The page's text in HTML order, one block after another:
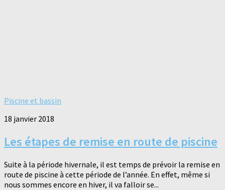
Piscine et bassin
18 janvier 2018
Les étapes de remise en route de piscine
Suite à la période hivernale, il est temps de prévoir la remise en
route de piscine à cette période de l’année. En effet, même si
nous sommes encore en hiver, il va falloir se...